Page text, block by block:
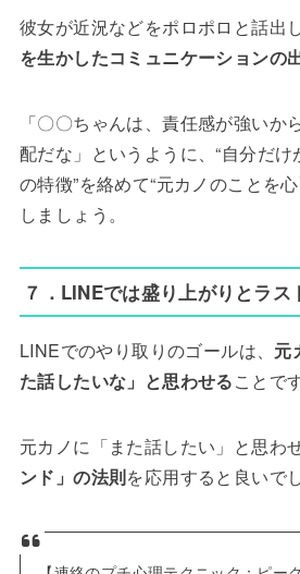
彼女が近況などをポロポロと話出し
を生かしたコミュニケーションの
「〇〇ちゃんは、責任感が強いか
配だな」というように、“自分だ
の特徴”を絡めて“元カノのことを
しましょう。
７．LINEでは盛り上がりとラス
LINEでのやり取りのゴールは、 元
た話したいな」と思わせることです
元カノに「また話したい」と思わ
ンド」の法則を応用すると良いで